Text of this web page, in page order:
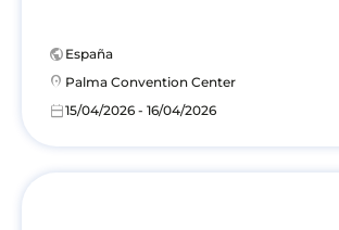
public España
location_on Palma Convention Center
calendar_today15/04/2026 - 16/04/2026